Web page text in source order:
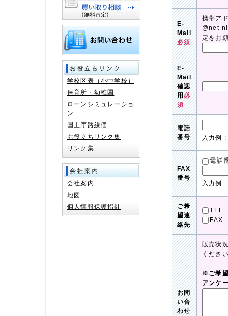
E-
Mail
必須
携帯ア
@net-
定をお
E-
Mail
確認
用必
須
電話
番号
入力例
FAX
番号
電話
入力例
ご希
望連
絡先
TEL
FAX
お問
い合
わせ
販売状
くださ
※ご希
アンケ
学校区表（小中学校）
保育所・幼稚園
ローンシミュレーショ
ン
国土庁路線価
お役立ちリンク集
リンク集
会社案内
地図
個人情報保護指針